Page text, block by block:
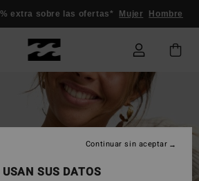
extra sobre las ofertas* Mujer Hombre
SUS DATOS
Continuar sin aceptar